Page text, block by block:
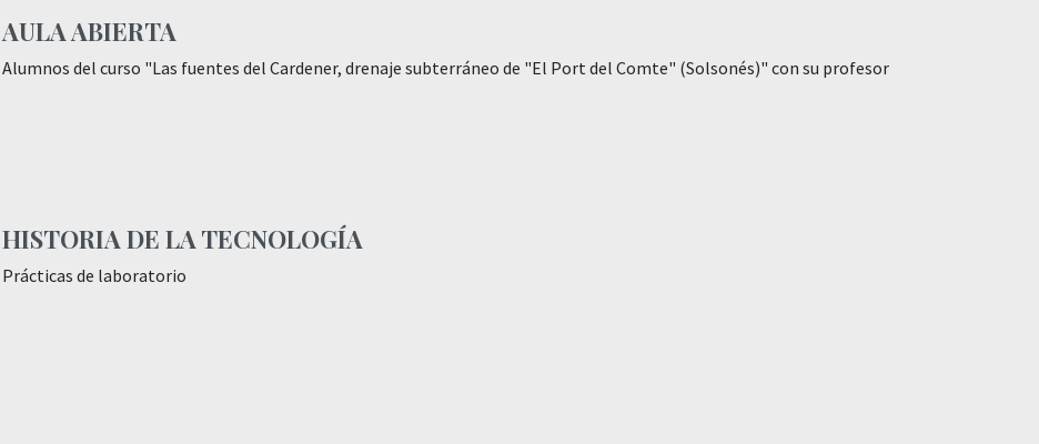
AULA ABIERTA
Alumnos del curso "Las fuentes del Cardener, drenaje subterráneo de "El Port del Comte" (Solsonés)" con su profesor
HISTORIA DE LA TECNOLOGÍA
Prácticas de laboratorio